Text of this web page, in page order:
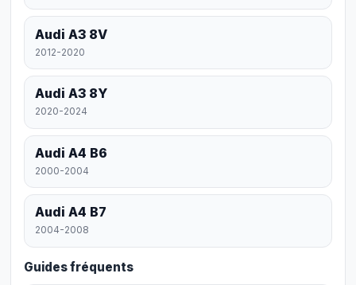
Audi A3 8V
2012-2020
Audi A3 8Y
2020-2024
Audi A4 B6
2000-2004
Audi A4 B7
2004-2008
Guides fréquents